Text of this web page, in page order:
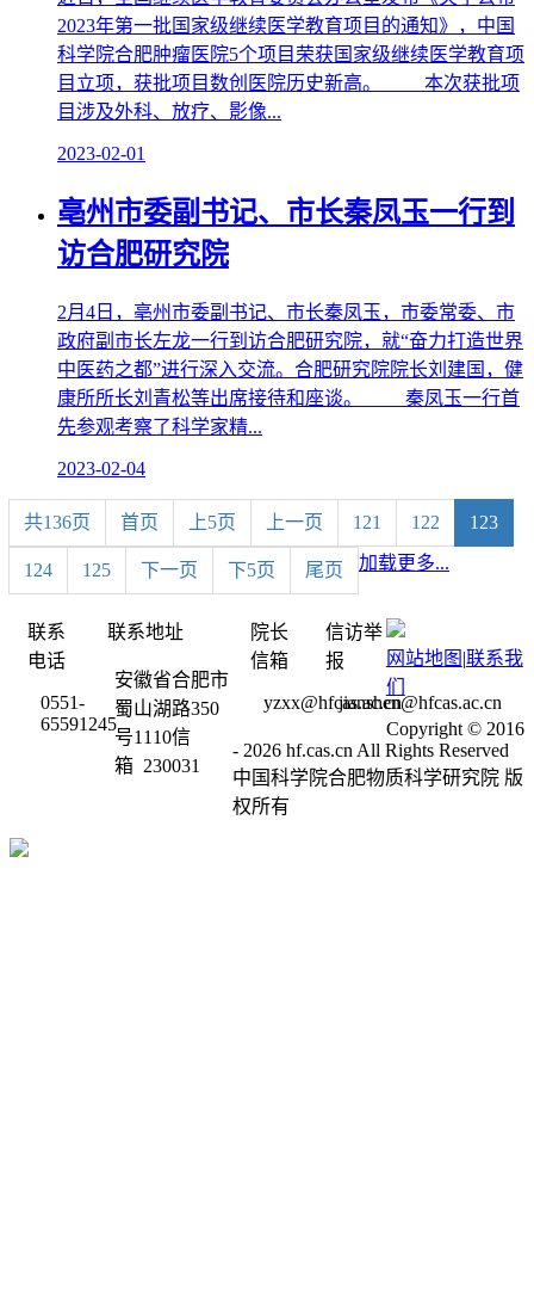
2023年第一批国家级继续医学教育项目的通知》，中国
科学院合肥肿瘤医院5个项目荣获国家级继续医学教育项
目立项，获批项目数创医院历史新高。 本次获批项
目涉及外科、放疗、影像...
2023-02-01
亳州市委副书记、市长秦凤玉一行到
访合肥研究院
2月4日，亳州市委副书记、市长秦凤玉，市委常委、市
政府副市长左龙一行到访合肥研究院，就“奋力打造世界
中医药之都”进行深入交流。合肥研究院院长刘建国，健
康所所长刘青松等出席接待和座谈。 秦凤玉一行首
先参观考察了科学家精...
2023-02-04
共136页 首页 上5页 上一页 121 122 123
124 125 下一页 下5页 尾页 加载更多...
联系
电话
0551-
65591245
联系地址
安徽省合肥市
蜀山湖路350
号1110信
箱 230031
院长
信箱
yzxx@hfcas.ac.cn
信访举
报
jianshen@hfcas.ac.cn
网站地图 |联系我
们
Copyright © 2016
- 2026 hf.cas.cn All Rights Reserved
中国科学院合肥物质科学研究院 版
权所有